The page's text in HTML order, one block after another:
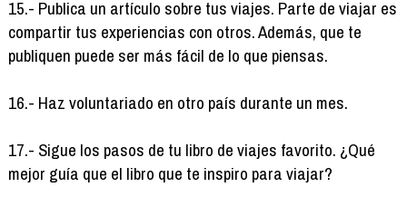
15.- Publica un artículo sobre tus viajes. Parte de viajar es
compartir tus experiencias con otros. Además, que te
publiquen puede ser más fácil de lo que piensas.
16.- Haz voluntariado en otro país durante un mes.
17.- Sigue los pasos de tu libro de viajes favorito. ¿Qué
mejor guía que el libro que te inspiro para viajar?